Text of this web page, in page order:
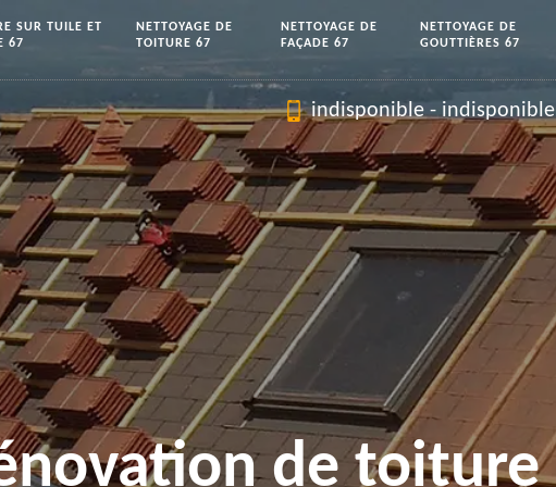
SUR TUILE ET
67
NETTOYAGE DE
TOITURE 67
NETTOYAGE DE
FAÇADE 67
NETTOYAGE DE
GOUTTIÈRES 67
indisponible - indisponible
de toiture